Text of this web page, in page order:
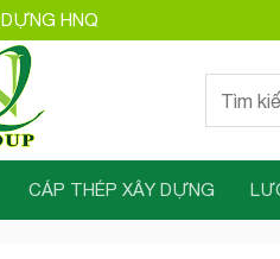
HNQ
Tìm
CÁP THÉP XÂY DỰNG